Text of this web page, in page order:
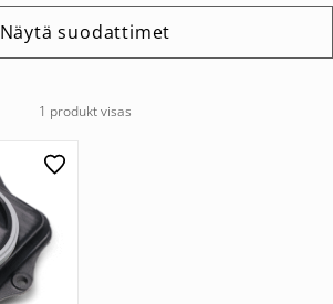
Näytä suodattimet
1 produkt visas